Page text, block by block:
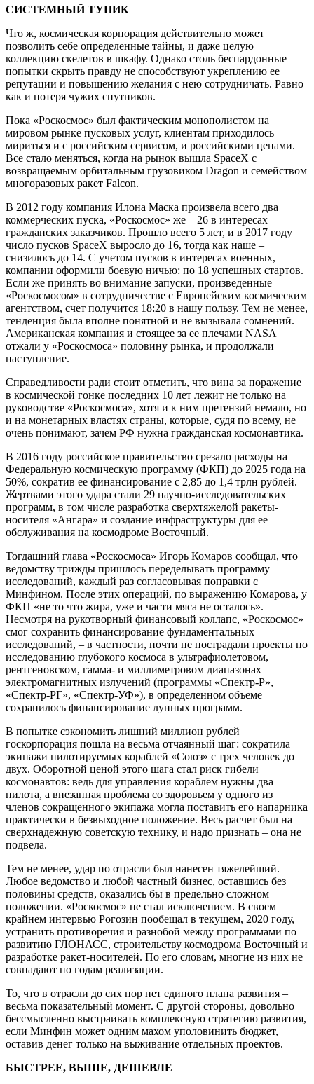
СИСТЕМНЫЙ ТУПИК
Что ж, космическая корпорация действительно может
позволить себе определенные тайны, и даже целую
коллекцию скелетов в шкафу. Однако столь беспардонные
попытки скрыть правду не способствуют укреплению ее
репутации и повышению желания с нею сотрудничать. Равно
как и потеря чужих спутников.
Пока «Роскосмос» был фактическим монополистом на
мировом рынке пусковых услуг, клиентам приходилось
мириться и с российским сервисом, и российскими ценами.
Все стало меняться, когда на рынок вышла SpaceX с
возвращаемым орбитальным грузовиком Dragon и семейством
многоразовых ракет Falcon.
В 2012 году компания Илона Маска произвела всего два
коммерческих пуска, «Роскосмос» же – 26 в интересах
гражданских заказчиков. Прошло всего 5 лет, и в 2017 году
число пусков SpaceX выросло до 16, тогда как наше –
снизилось до 14. С учетом пусков в интересах военных,
компании оформили боевую ничью: по 18 успешных стартов.
Если же принять во внимание запуски, произведенные
«Роскосмосом» в сотрудничестве с Европейским космическим
агентством, счет получится 18:20 в нашу пользу. Тем не менее,
тенденция была вполне понятной и не вызывала сомнений.
Американская компания и стоящее за ее плечами NASA
отжали у «Роскосмоса» половину рынка, и продолжали
наступление.
Справедливости ради стоит отметить, что вина за поражение
в космической гонке последних 10 лет лежит не только на
руководстве «Роскосмоса», хотя и к ним претензий немало, но
и на монетарных властях страны, которые, судя по всему, не
очень понимают, зачем РФ нужна гражданская космонавтика.
В 2016 году российское правительство срезало расходы на
Федеральную космическую программу (ФКП) до 2025 года на
50%, сократив ее финансирование с 2,85 до 1,4 трлн рублей.
Жертвами этого удара стали 29 научно-исследовательских
программ, в том числе разработка сверхтяжелой ракеты-
носителя «Ангара» и создание инфраструктуры для ее
обслуживания на космодроме Восточный.
Тогдашний глава «Роскосмоса» Игорь Комаров сообщал, что
ведомству трижды пришлось переделывать программу
исследований, каждый раз согласовывая поправки с
Минфином. После этих операций, по выражению Комарова, у
ФКП «не то что жира, уже и части мяса не осталось».
Несмотря на рукотворный финансовый коллапс, «Роскосмос»
смог сохранить финансирование фундаментальных
исследований, – в частности, почти не пострадали проекты по
исследованию глубокого космоса в ультрафиолетовом,
рентгеновском, гамма- и миллиметровом диапазонах
электромагнитных излучений (программы «Спектр-Р»,
«Спектр-РГ», «Спектр-УФ»), в определенном объеме
сохранилось финансирование лунных программ.
В попытке сэкономить лишний миллион рублей
госкорпорация пошла на весьма отчаянный шаг: сократила
экипажи пилотируемых кораблей «Союз» с трех человек до
двух. Оборотной ценой этого шага стал риск гибели
космонавтов: ведь для управления кораблем нужны два
пилота, а внезапная проблема со здоровьем у одного из
членов сокращенного экипажа могла поставить его напарника
практически в безвыходное положение. Весь расчет был на
сверхнадежную советскую технику, и надо признать – она не
подвела.
Тем не менее, удар по отрасли был нанесен тяжелейший.
Любое ведомство и любой частный бизнес, оставшись без
половины средств, оказались бы в предельно сложном
положении. «Роскосмос» не стал исключением. В своем
крайнем интервью Рогозин пообещал в текущем, 2020 году,
устранить противоречия и разнобой между программами по
развитию ГЛОНАСС, строительству космодрома Восточный и
разработке ракет-носителей. По его словам, многие из них не
совпадают по годам реализации.
То, что в отрасли до сих пор нет единого плана развития –
весьма показательный момент. С другой стороны, довольно
бессмысленно выстраивать комплексную стратегию развития,
если Минфин может одним махом уполовинить бюджет,
оставив денег только на выживание отдельных проектов.
БЫСТРЕЕ, ВЫШЕ, ДЕШЕВЛЕ